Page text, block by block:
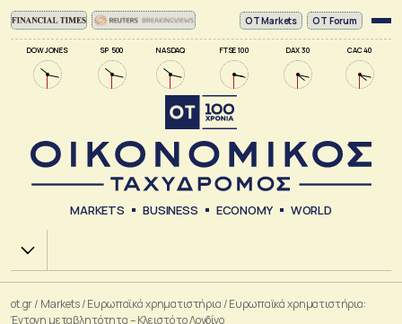
DOW JONES SP 500 NASDAQ FTSE 100 DAX 30 CAC 40
ΟΤ Markets OT Forum
MARKETS BUSINESS ECONOMY WORLD
Χ.Α.
ot.gr/ Markets/Ευρωπαϊκά χρηματιστήρια /Ευρωπαϊκά χρηματιστήρια:
Έντονη μεταβλητότητα – Κλειστό το Λονδίνο